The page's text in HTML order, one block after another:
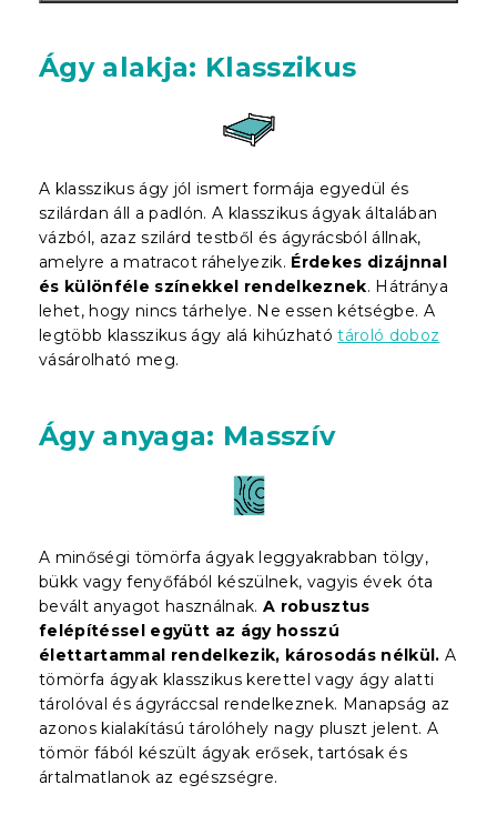
Ágy alakja: Klasszikus
A klasszikus ágy jól ismert formája egyedül és
szilárdan áll a padlón. A klasszikus ágyak általában
vázból, azaz szilárd testből és ágyrácsból állnak,
amelyre a matracot ráhelyezik. Érdekes dizájnnal
és különféle színekkel rendelkeznek. Hátránya
lehet, hogy nincs tárhelye. Ne essen kétségbe. A
legtöbb klasszikus ágy alá kihúzhatótároló doboz
vásárolható meg.
Ágy anyaga: Masszív
A minőségi tömörfa ágyak leggyakrabban tölgy,
bükk vagy fenyőfából készülnek, vagyis évek óta
bevált anyagot használnak. A robusztus
felépítéssel együtt az ágy hosszú
élettartammal rendelkezik, károsodás nélkül. A
tömörfa ágyak klasszikus kerettel vagy ágy alatti
tárolóval és ágyráccsal rendelkeznek. Manapság az
azonos kialakítású tárolóhely nagy pluszt jelent. A
tömör fából készült ágyak erősek, tartósak és
ártalmatlanok az egészségre.